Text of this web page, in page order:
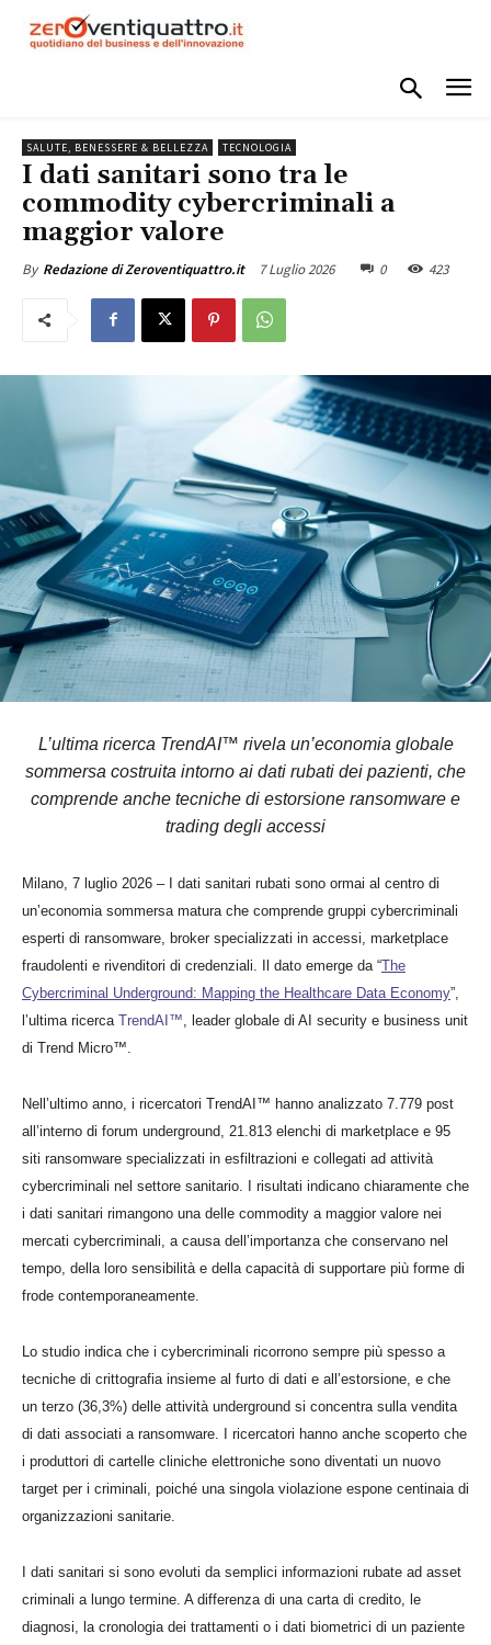
SALUTE, BENESSERE & BELLEZZA TECNOLOGIA
I dati sanitari sono tra le
commodity cybercriminali a
maggior valore
By Redazione di Zeroventiquattro.it 7 Luglio 2026 0 423
L’ultima ricerca TrendAI™ rivela un’economia globale
sommersa costruita intorno ai dati rubati dei pazienti, che
comprende anche tecniche di estorsione ransomware e
trading degli accessi
Milano, 7 luglio 2026 – I dati sanitari rubati sono ormai al centro di
un’economia sommersa matura che comprende gruppi cybercriminali
esperti di ransomware, broker specializzati in accessi, marketplace
fraudolenti e rivenditori di credenziali. Il dato emerge da “The
Cybercriminal Underground: Mapping the Healthcare Data Economy”,
l’ultima ricerca TrendAI™, leader globale di AI security e business unit
di Trend Micro™.
Nell’ultimo anno, i ricercatori TrendAI™ hanno analizzato 7.779 post
all’interno di forum underground, 21.813 elenchi di marketplace e 95
siti ransomware specializzati in esfiltrazioni e collegati ad attività
cybercriminali nel settore sanitario. I risultati indicano chiaramente che
i dati sanitari rimangono una delle commodity a maggior valore nei
mercati cybercriminali, a causa dell’importanza che conservano nel
tempo, della loro sensibilità e della capacità di supportare più forme di
frode contemporaneamente.
Lo studio indica che i cybercriminali ricorrono sempre più spesso a
tecniche di crittografia insieme al furto di dati e all’estorsione, e che
un terzo (36,3%) delle attività underground si concentra sulla vendita
di dati associati a ransomware. I ricercatori hanno anche scoperto che
i produttori di cartelle cliniche elettroniche sono diventati un nuovo
target per i criminali, poiché una singola violazione espone centinaia di
organizzazioni sanitarie.
I dati sanitari si sono evoluti da semplici informazioni rubate ad asset
criminali a lungo termine. A differenza di una carta di credito, le
diagnosi, la cronologia dei trattamenti o i dati biometrici di un paziente